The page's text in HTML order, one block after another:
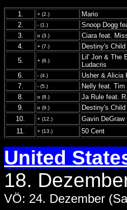
1. + (2.) Mario
2.
- (1.) Snoop Dogg
3.
o (3.) Ciara feat.
4.
+ (7.) Destiny's
5.
+ (6.)
Lil' Jon & The
Ludacris
6.
- (4.) Usher & Alicia
7.
- (5.) Nelly feat. Tim
8.
o (8.) Ja Rule feat.
9.
o (9.) Destiny's Child
10.
+ (12.) Gavin DeGraw
11.
+ (13.) 50 Cent
United
18.
VÖ: 24. Dezember